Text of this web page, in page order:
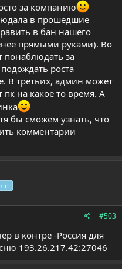
за компанию
в прошедшие
в бан нашего
прямыми руками). Во
понаблюдать за
роста
В третьих, админ может
на какое то время. А
бы сможем узнать, что
комментарии
#503
в контре -Россия для
193.26.217.42:27046